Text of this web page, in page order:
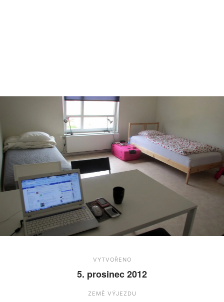
VYTVOŘENO
5. prosinec 2012
ZEMĚ VÝJEZDU